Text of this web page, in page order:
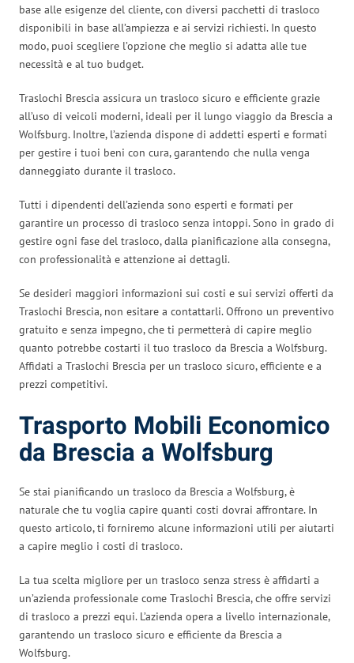
base alle esigenze del cliente, con diversi pacchetti di trasloco
disponibili in base all’ampiezza e ai servizi richiesti. In questo
modo, puoi scegliere l’opzione che meglio si adatta alle tue
necessità e al tuo budget.
Traslochi Brescia assicura un trasloco sicuro e efficiente grazie
all’uso di veicoli moderni, ideali per il lungo viaggio da Brescia a
Wolfsburg. Inoltre, l’azienda dispone di addetti esperti e formati
per gestire i tuoi beni con cura, garantendo che nulla venga
danneggiato durante il trasloco.
Tutti i dipendenti dell’azienda sono esperti e formati per
garantire un processo di trasloco senza intoppi. Sono in grado di
gestire ogni fase del trasloco, dalla pianificazione alla consegna,
con professionalità e attenzione ai dettagli.
Se desideri maggiori informazioni sui costi e sui servizi offerti da
Traslochi Brescia, non esitare a contattarli. Offrono un preventivo
gratuito e senza impegno, che ti permetterà di capire meglio
quanto potrebbe costarti il tuo trasloco da Brescia a Wolfsburg.
Affidati a Traslochi Brescia per un trasloco sicuro, efficiente e a
prezzi competitivi.
Trasporto Mobili Economico
da Brescia a Wolfsburg
Se stai pianificando un trasloco da Brescia a Wolfsburg, è
naturale che tu voglia capire quanti costi dovrai affrontare. In
questo articolo, ti forniremo alcune informazioni utili per aiutarti
a capire meglio i costi di trasloco.
La tua scelta migliore per un trasloco senza stress è affidarti a
un’azienda professionale come Traslochi Brescia, che offre servizi
di trasloco a prezzi equi. L’azienda opera a livello internazionale,
garantendo un trasloco sicuro e efficiente da Brescia a
Wolfsburg.